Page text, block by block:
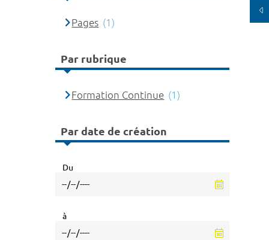
Pages (1)
Par rubrique
Formation Continue (1)
Par date de création
Du
à